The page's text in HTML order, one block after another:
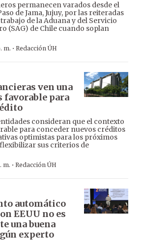
permanecen varados desde el
de Jama, Jujuy, por las reiteradas
de la Aduana y del Servicio
(SAG) de Chile cuando soplan
m. · Redacción ÚH
ven una
favorable para
consideran que el contexto
para conceder nuevos créditos
optimistas para los próximos
sus criterios de
m. · Redacción ÚH
automático
EEUU no es
una buena
experto